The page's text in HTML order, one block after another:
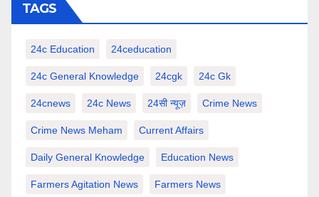
TAGS
24c Education 24ceducation
24c General Knowledge 24cgk 24c Gk
24cnews 24c News 24सी न्यूज़ Crime News
Crime News Meham Current Affairs
Daily General Knowledge Education News
Farmers Agitation News Farmers News